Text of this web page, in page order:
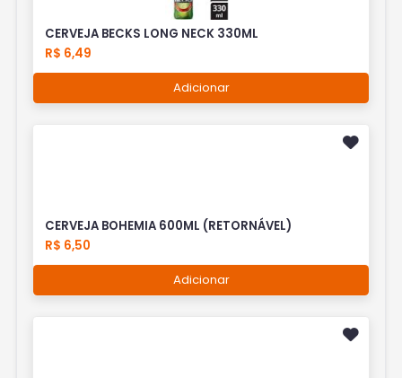
CERVEJA BECKS LONG NECK 330ML
R$ 6,49
Adicionar
CERVEJA BOHEMIA 600ML (RETORNÁVEL)
R$ 6,50
Adicionar